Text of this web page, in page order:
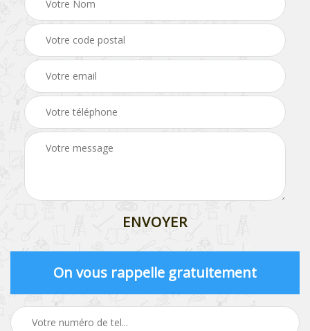
On vous rappelle gratuitement